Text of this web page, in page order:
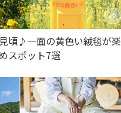
頃♪一面の黄色い絨毯が楽
スポット7選